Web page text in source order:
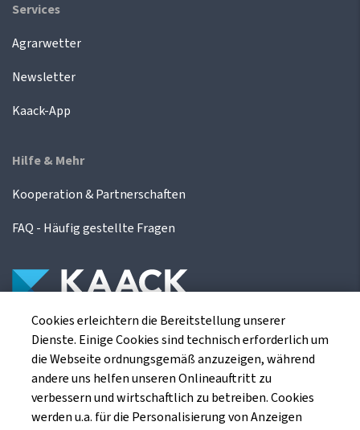
Services
Agrarwetter
Newsletter
Kaack-App
Hilfe & Mehr
Kooperation & Partnerschaften
FAQ - Häufig gestellte Fragen
Die Kaack Terminhandel GmbH ist ein
Finanzdienstleistungsinstitut für die europäischen
Agrarterminbörsen.
Cookies erleichtern die Bereitstellung unserer
Dienste. Einige Cookies sind technisch erforderlich um
die Webseite ordnungsgemäß anzuzeigen, während
andere uns helfen unseren Onlineauftritt zu
verbessern und wirtschaftlich zu betreiben. Cookies
werden u.a. für die Personalisierung von Anzeigen